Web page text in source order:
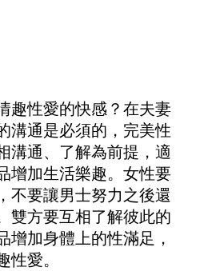
趣性愛的快感？在夫妻
溝通是必須的，完美性
溝通、了解為前提，適
增加生活樂趣。女性要
不要讓男士努力之後還
雙方要互相了解彼此的
增加身體上的性滿足，
愛。